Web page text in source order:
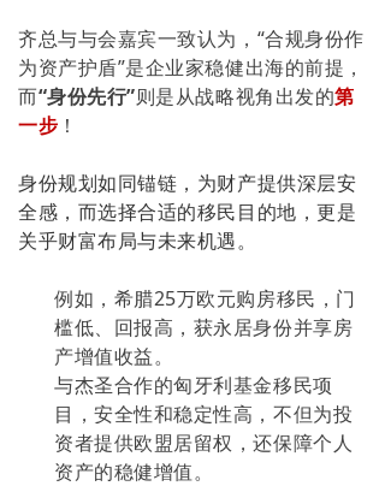
齐总与与会嘉宾一致认为，“合规身份作
为资产护盾”是企业家稳健出海的前提，
而“身份先行”则是从战略视角出发的第
一步 ！
身份规划如同锚链，为财产提供深层安
全感，而选择合适的移民目的地 ，更是
关乎财富布局与未来机遇。
例如，希腊25万欧元购房移民，门
槛低、回报高，获永居身份并享房
产增值收益。
与杰圣合作的匈牙利基金移民项
目，安全性和稳定性高，不但为投
资者提供欧盟居留权，还保障个人
资产的稳健增值。